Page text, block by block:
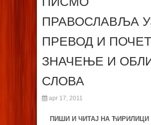
ПРАВОСЛАВЉА
ПРЕВОД И
ЗНАЧЕЊЕ И
СЛОВА
apr 17, 2011
ПИШИ И ЧИТАЈ НА ЋИРИЛИЦИ